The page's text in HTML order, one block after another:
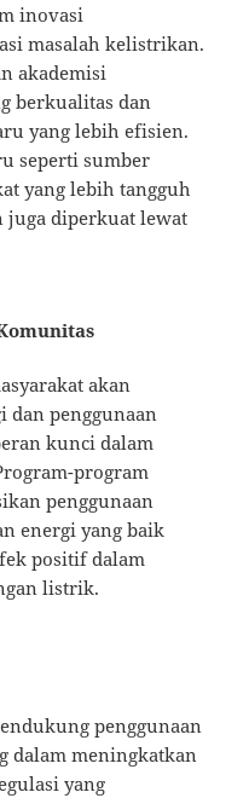
inovasi
masalah kelistrikan.
akademisi
berkualitas dan
yang lebih efisien.
seperti sumber
yang lebih tangguh
juga diperkuat lewat
akan
dan penggunaan
kunci dalam
program
penggunaan
energi yang baik
positif dalam
listrik.
penggunaan
dalam meningkatkan
yang